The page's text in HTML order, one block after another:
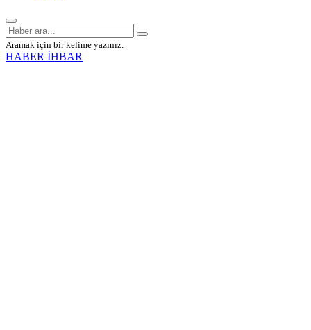
Aramak için bir kelime yazınız.
HABER İHBAR